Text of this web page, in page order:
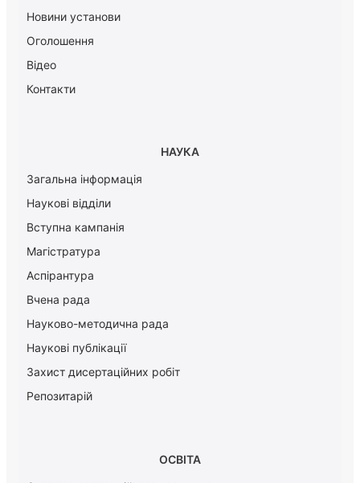
Новини установи
Оголошення
Відео
Контакти
НАУКА
Загальна інформація
Наукові відділи
Вступна кампанія
Магістратура
Аспірантура
Вчена рада
Науково-методична рада
Наукові публікації
Захист дисертаційних робіт
Репозитарій
ОСВІТА